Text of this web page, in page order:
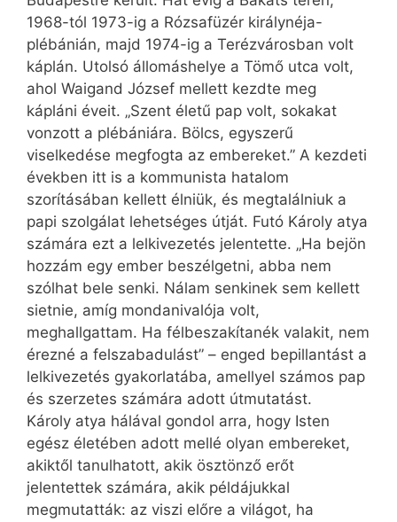
1968-tól 1973-ig a Rózsafüzér királynéja-
plébánián, majd 1974-ig a Terézvárosban volt
káplán. Utolsó állomáshelye a Tömő utca volt,
ahol Waigand József mellett kezdte meg
kápláni éveit. „Szent életű pap volt, sokakat
vonzott a plébániára. Bölcs, egyszerű
viselkedése megfogta az embereket.” A kezdeti
években itt is a kommunista hatalom
szorításában kellett élniük, és megtalálniuk a
papi szolgálat lehetséges útját. Futó Károly atya
számára ezt a lelki­vezetés jelentette. „Ha bejön
hozzám egy ember beszélgetni, abba nem
szólhat bele senki. Nálam senkinek sem kellett
sietnie, amíg mondanivalója volt,
meghallgattam. Ha félbeszakítanék valakit, nem
érezné a felszabadulást” – enged bepillantást a
lelkivezetés gyakorlatába, amellyel számos pap
és szerzetes számára adott útmutatást.
Károly atya hálával gondol arra, hogy Isten
egész életében adott mellé olyan embereket,
akiktől tanulhatott, akik ösztönző erőt
jelentettek számára, akik példájukkal
megmutatták: az viszi előre a világot, ha